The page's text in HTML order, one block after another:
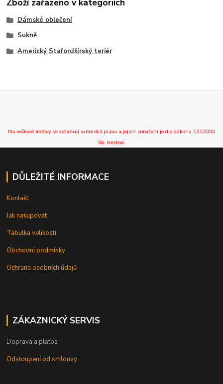
Dámské oblečení
Sukně
Americký Stafordšírský teriér
Na veškeré motivy se vztahují autorská práva a jejich porušení je dle zákona 121/2000
Sb. trestné.
DŮLEŽITÉ INFORMACE
Kontakt
Jak nakupovat
Tabulka velikostí
Obchodní podmínky
Ochrana osobních údajů
ZÁKAZNICKÝ SERVIS
Doprava a platba
Odstoupení od smlouvy